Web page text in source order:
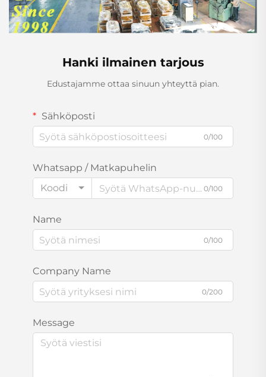
Hanki ilmainen tarjous
Edustajamme ottaa sinuun yhteyttä pian.
Sähköposti
0/100
Whatsapp / Matkapuhelin
Koodi
0/100
Name
0/100
Company Name
0/200
Message